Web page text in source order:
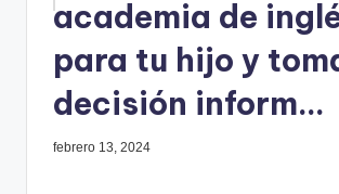
academia de
para tu hijo y
decisión inform...
febrero 13, 2024